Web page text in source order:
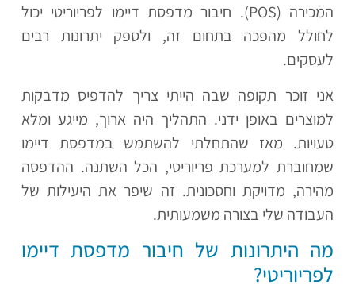
המכירה (POS). חיבור מדפסת דיימו לפריוריטי יכול
לחולל מהפכה בתחום זה, ולספק יתרונות רבים
לעסקים.
אני זוכר תקופה שבה הייתי צריך להדפיס מדבקות
למוצרים באופן ידני. התהליך היה ארוך, מייגע ומלא
טעויות. מאז שהתחלתי להשתמש במדפסת דיימו
שמחוברת למערכת פריוריטי, הכל השתנה. ההדפסה
מהירה, מדויקת וחסכונית. זה שיפר את היעילות של
העבודה שלי בצורה משמעותית.
מה היתרונות של חיבור מדפסת דיימו
לפריוריטי?